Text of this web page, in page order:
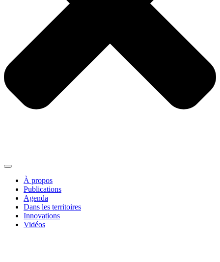
À propos
Publications
Agenda
Dans les territoires
Innovations
Vidéos